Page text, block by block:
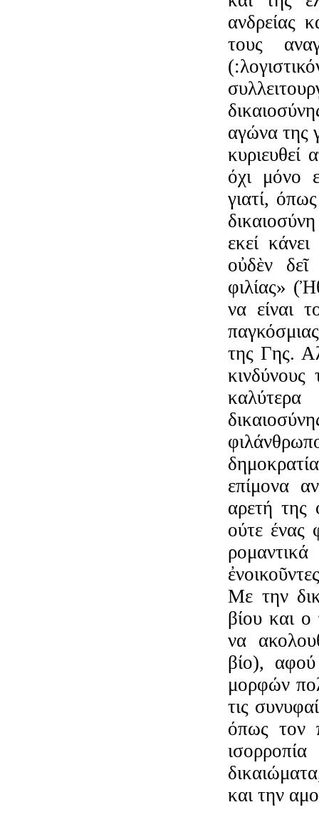
ανδρείας
τους
αγώνα της
κυριευθεί
όχι μόνο
γιατί,
εκεί
οὐδὲν δεῖ
φιλίας»
να είναι
της Γης.
κινδύνους
επίμονα
αρετή της
ούτε ένας
ρομαντικά
Με την
βίου και ο
να
βίο),
μορφών
τις
όπως τον
και την